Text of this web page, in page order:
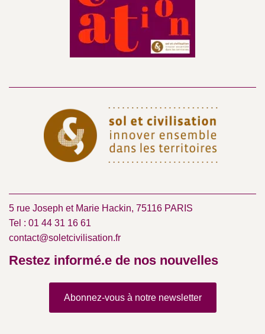
5 rue Joseph et Marie Hackin, 75116 PARIS
Tel : 01 44 31 16 61
contact@soletcivilisation.fr
Restez informé.e de nos nouvelles
Abonnez-vous à notre newsletter